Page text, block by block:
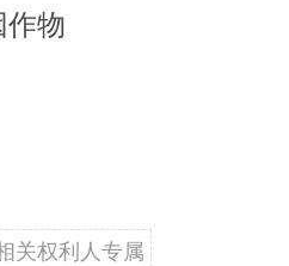
物
关权利人专属